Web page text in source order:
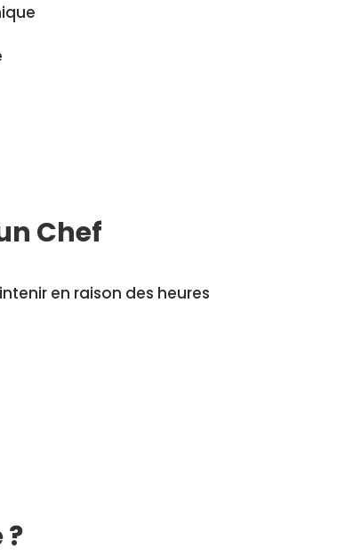
Chef
en raison des heures